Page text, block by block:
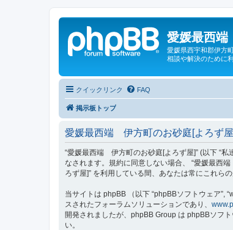
愛媛最西
愛媛県西宇和郡伊方
相談や解決のために
クイックリンク FAQ
掲示板トップ
愛媛最西端 伊方町のお砂庭[よろず
“愛媛最西端 伊方町のお砂庭[よろず屋]” (以下 “私
なされます。規約に同意しない場合、 “愛媛最西
ろず屋]” を利用している間、あなたは常にこれら
当サイトは phpBB （以下 “phpBBソフトウェア”,
スされたフォーラムソリューションであり、
開発されましたが、phpBB Group は phpBBソフ
い。